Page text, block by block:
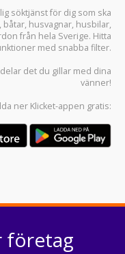
söktjänst för dig som ska
, båtar, husvagnar, husbilar,
från hela Sverige. Hitta
med snabba filter.
det du gillar med dina
vänner!
ner Klicket-appen gratis:
företag